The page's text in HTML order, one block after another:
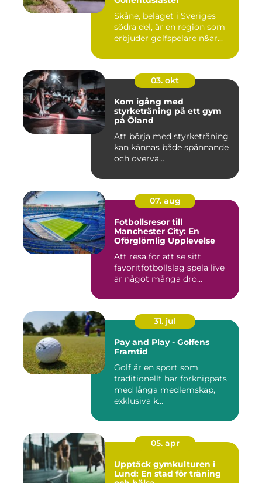
Skåne, beläget i Sveriges
södra del, är en region som
erbjuder golfspelare n&ar...
03. okt
Kom igång med
styrketräning på ett gym
på Öland
Att börja med styrketräning
kan kännas både spännande
och övervä...
07. aug
Fotbollsresor till
Manchester City: En
Oförglömlig Upplevelse
Att resa för att se sitt
favoritfotbollslag spela live
är något många drö...
31. jul
Pay and Play - Golfens
Framtid
Golf är en sport som
traditionellt har förknippats
med långa medlemskap,
exklusiva k...
05. apr
Upptäck gymkulturen i
Lund: En stad för träning